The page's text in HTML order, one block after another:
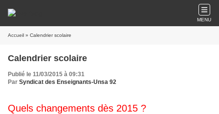
MENU
Accueil » Calendrier scolaire
Calendrier scolaire
Publié le 11/03/2015 à 09:31
Par Syndicat des Enseignants-Unsa 92
Quels changements dès 2015 ?